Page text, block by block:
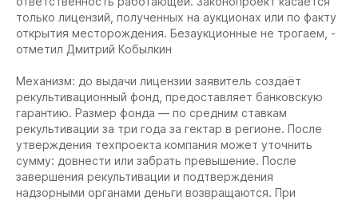
только лицензий, полученных на аукционах или по факту
открытия месторождения. Безаукционные не трогаем, -
отметил Дмитрий Кобылкин
Механизм: до выдачи лицензии заявитель создаёт
рекультивационный фонд, предоставляет банковскую
гарантию. Размер фонда — по средним ставкам
рекультивации за три года за гектар в регионе. После
утверждения техпроекта компания может уточнить
сумму: довнести или забрать превышение. После
завершения рекультивации и подтверждения
надзорными органами деньги возвращаются. При